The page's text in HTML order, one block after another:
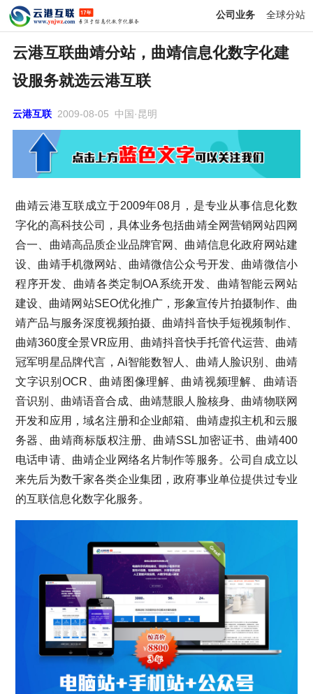
公司业务 全球分站
云港互联曲靖分站，曲靖信息化数字化建
设服务就选云港互联
云港互联2009-08-05 中国·昆明
曲靖云港互联成立于2009年08月，是专业从事信息化数
字化的高科技公司，具体业务包括曲靖全网营销网站四网
合一、曲靖高品质企业品牌官网、曲靖信息化政府网站建
设、曲靖手机微网站、曲靖微信公众号开发、曲靖微信小
程序开发、曲靖各类定制OA系统开发、曲靖智能云网站
建设、曲靖网站SEO优化推广，形象宣传片拍摄制作、曲
靖产品与服务深度视频拍摄、曲靖抖音快手短视频制作、
曲靖360度全景VR应用、曲靖抖音快手托管代运营、曲靖
冠军明星品牌代言，Ai智能数智人、曲靖人脸识别、曲靖
文字识别OCR、曲靖图像理解、曲靖视频理解、曲靖语
音识别、曲靖语音合成、曲靖慧眼人脸核身、曲靖物联网
开发和应用，域名注册和企业邮箱、曲靖虚拟主机和云服
务器、曲靖商标版权注册、曲靖SSL加密证书、曲靖400
电话申请、曲靖企业网络名片制作等服务。公司自成立以
来先后为数千家各类企业集团，政府事业单位提供过专业
的互联信息化数字化服务。